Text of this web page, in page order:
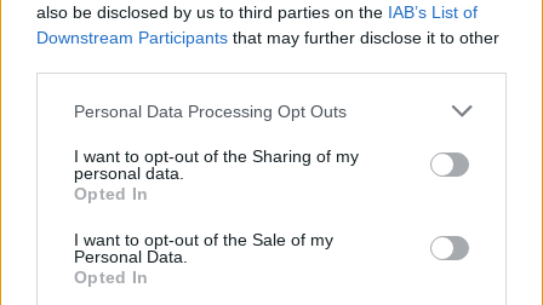
also be disclosed by us to third parties on the IAB’s List of
Downstream Participants that may further disclose it to other
Personal Data Processing Opt Outs
I want to opt-out of the Sharing of my
personal data.
Opted In
I want to opt-out of the Sale of my
Personal Data.
Opted In
9 Αυγούστου 2023
2 3
9 πράγματα που δεν πρέπει να
λέτε σε έναν επισκέπτη